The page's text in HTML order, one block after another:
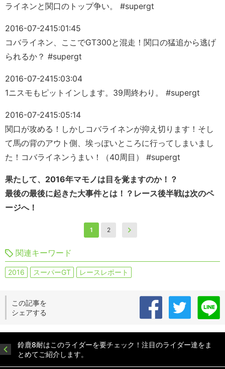
ライネンと関口のトップ争い。 #supergt
2016-07-2415:01:45
コバライネン、ここでGT300と混走！関口の猛追から逃げ
られるか？ #supergt
2016-07-2415:03:04
1ニスモもピットインします。39周終わり。 #supergt
2016-07-2415:05:14
関口が攻める！しかしコバライネンが抑え切ります！そし
て馬の背のアウト側、埃っぽいところに行ってしまいまし
た！コバライネンうまい！（40周目） #supergt
果たして、2016年マモノは目を覚ますのか！？
最後の最後に起きた大事件とは！？レース後半戦は次のペ
ージへ！
1 2
関連キーワード
2016 スーパーGT レースレポート
この記事を
シェアする
鈴鹿8耐はこのライダーを要チェック！注目のライダー達をま
とめてご紹介します。